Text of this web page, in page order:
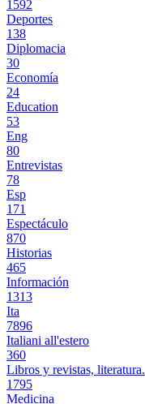
1592
Deportes
138
Diplomacia
30
Economía
24
Education
53
Eng
80
Entrevistas
78
Esp
171
Espectáculo
870
Historias
465
Información
1313
Ita
7896
Italiani all'estero
360
Libros y revistas, literatura.
1795
Medicina